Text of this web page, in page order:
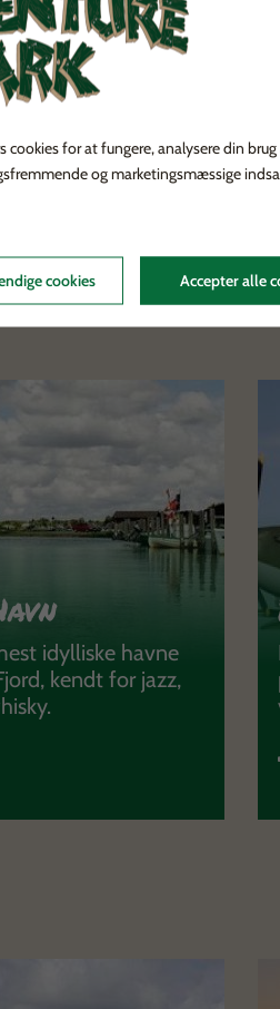
af muligheder for at leje en
arrangere cykeludlejning og
idylliske havne
kendt for jazz,
for at fungere, analysere din
og marketingsmæssige
cookies Accepter alle